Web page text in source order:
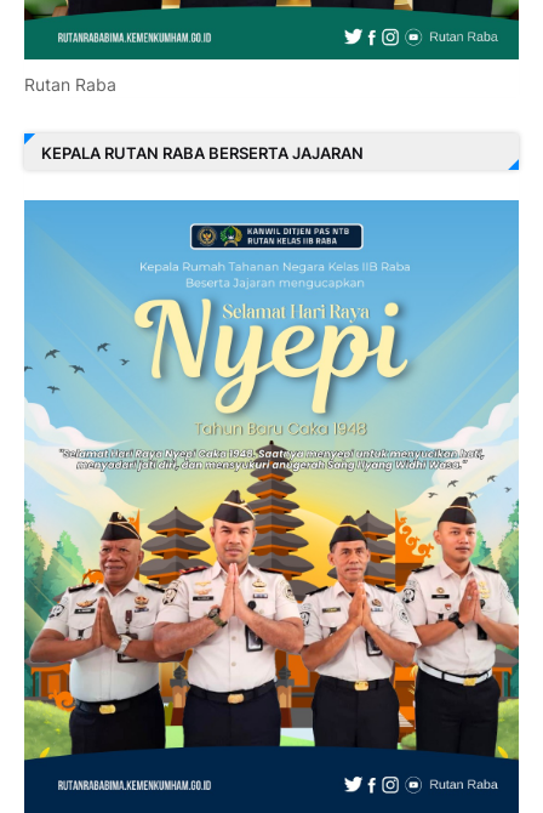
Rutan Raba
KEPALA RUTAN RABA BERSERTA JAJARAN